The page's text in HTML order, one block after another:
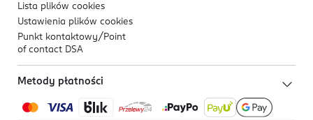
Lista plików cookies
Ustawienia plików cookies
Punkt kontaktowy/ Point
of contact DSA
Metody płatności